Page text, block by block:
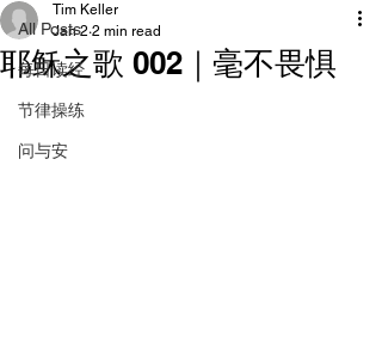
All Posts
每日读经
节律操练
问与安
耶稣之歌 002｜毫不畏惧
Tim Keller
Jan 2 2 min read